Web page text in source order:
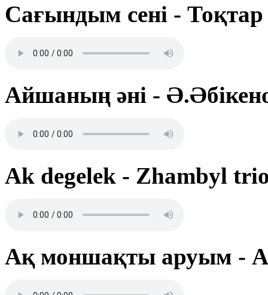
Сағындым сені - Тоқтар
Айшаның әні -
Ak degelek - Zhambyl
Ақ моншақты аруым -